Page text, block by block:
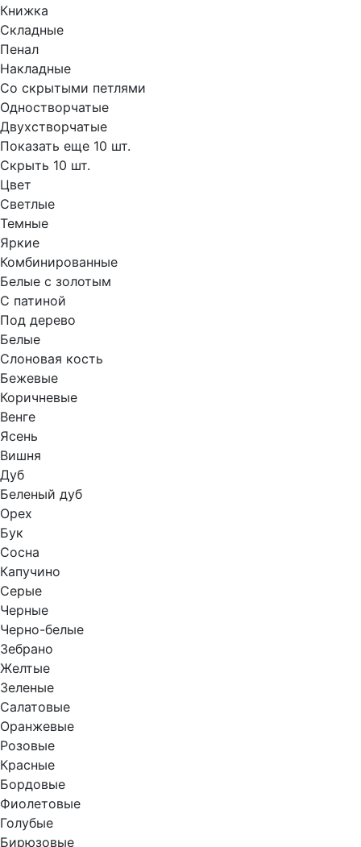
Книжка
Складные
Пенал
Накладные
Со скрытыми петлями
Одностворчатые
Двухстворчатые
Показать еще 10 шт.
Скрыть 10 шт.
Цвет
Светлые
Темные
Яркие
Комбинированные
Белые с золотым
С патиной
Под дерево
Белые
Слоновая кость
Бежевые
Коричневые
Венге
Ясень
Вишня
Дуб
Беленый дуб
Орех
Бук
Сосна
Капучино
Серые
Черные
Черно-белые
Зебрано
Желтые
Зеленые
Салатовые
Оранжевые
Розовые
Красные
Бордовые
Фиолетовые
Голубые
Бирюзовые